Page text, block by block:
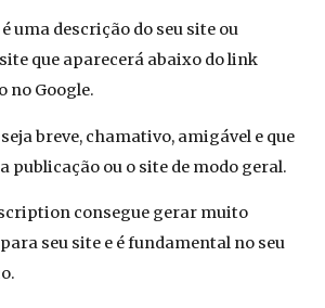
uma descrição do seu site ou
que aparecerá abaixo do link
no Google.
breve, chamativo, amigável e que
publicação ou o site de modo geral.
consegue gerar muito
seu site e é fundamental no seu